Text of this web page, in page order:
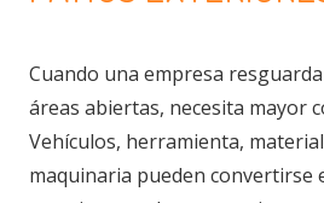
Cuando una empresa
áreas abiertas, necesita mayor
Vehículos, herramienta,
maquinaria pueden convertirse